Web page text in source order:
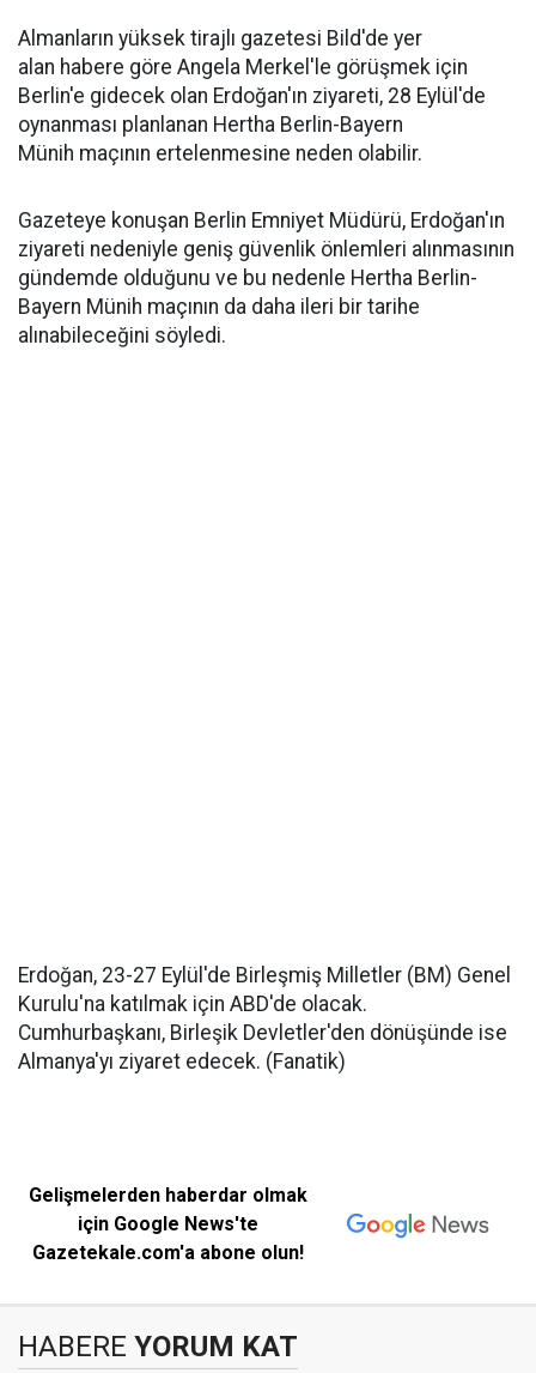
Almanların yüksek tirajlı gazetesi Bild'de yer
alan habere göre Angela Merkel'le görüşmek için
Berlin'e gidecek olan Erdoğan'ın ziyareti, 28 Eylül'de
oynanması planlanan Hertha Berlin-Bayern
Münih maçının ertelenmesine neden olabilir.
Gazeteye konuşan Berlin Emniyet Müdürü, Erdoğan'ın
ziyareti nedeniyle geniş güvenlik önlemleri alınmasının
gündemde olduğunu ve bu nedenle Hertha Berlin-
Bayern Münih maçının da daha ileri bir tarihe
alınabileceğini söyledi.
Erdoğan, 23-27 Eylül'de Birleşmiş Milletler (BM) Genel
Kurulu'na katılmak için ABD'de olacak.
Cumhurbaşkanı, Birleşik Devletler'den dönüşünde ise
Almanya'yı ziyaret edecek. (Fanatik)
Gelişmelerden haberdar olmak
için Google News'te
Gazetekale.com'a abone olun!
HABERE YORUM KAT